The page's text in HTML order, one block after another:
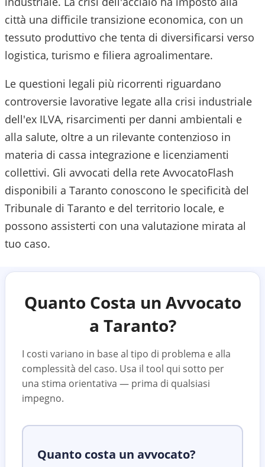
città una difficile transizione economica, con un
tessuto produttivo che tenta di diversificarsi verso
logistica, turismo e filiera agroalimentare.
Le questioni legali più ricorrenti riguardano
controversie lavorative legate alla crisi industriale
dell'ex ILVA, risarcimenti per danni ambientali e
alla salute, oltre a un rilevante contenzioso in
materia di cassa integrazione e licenziamenti
collettivi. Gli avvocati della rete AvvocatoFlash
disponibili a Taranto conoscono le specificità del
Tribunale di Taranto e del territorio locale, e
possono assisterti con una valutazione mirata al
tuo caso.
Quanto Costa un Avvocato
a Taranto?
I costi variano in base al tipo di problema e alla
complessità del caso. Usa il tool qui sotto per
una stima orientativa — prima di qualsiasi
impegno.
Quanto costa un avvocato?